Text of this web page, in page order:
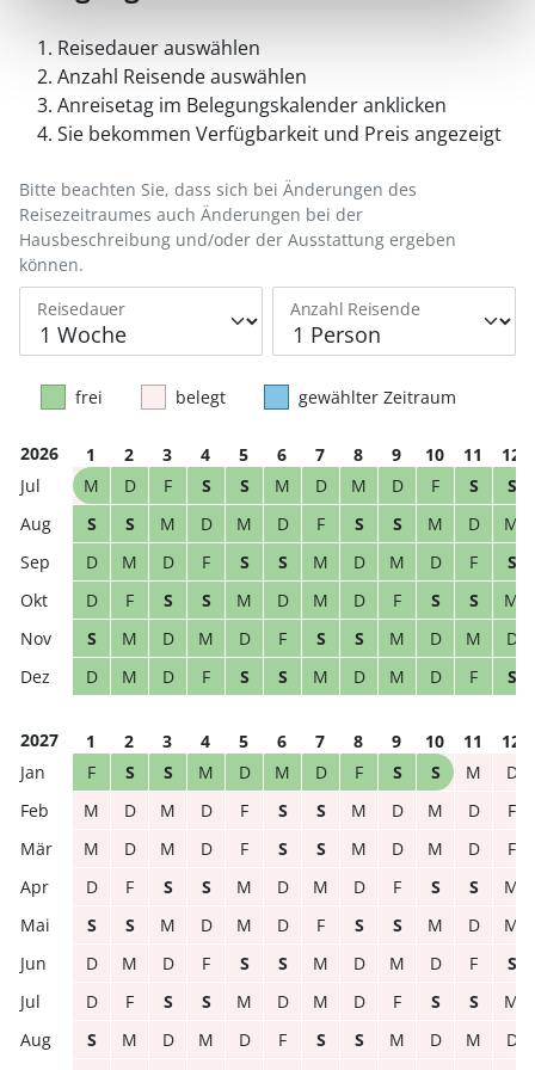
Reisedauer auswählen
Anzahl Reisende auswählen
Anreisetag im Belegungskalender anklicken
Sie bekommen Verfügbarkeit und Preis angezeigt
Reisedauer Anzahl Reisende
Bitte beachten Sie, dass sich bei Änderungen des
Reisezeitraumes auch Änderungen bei der
Hausbeschreibung und/oder der Ausstattung ergeben
können.
frei belegt gewählter Zeitraum
2026 1 2 3 4 5 6 7 8 9 10 11
12
M
D F S S M D M D F S
S
S
S M D M D F S S M D
M
D
M D F S S M D M D F
S
D
F S S M D M D F S S
M
S
M D M D F S S M D M
D
D
M D F S S M D M D F S
2027 1 2 3 4 5 6 7 8 9 10 11
12
F
S S M D M D F S S M
D
M
D M D F S S M D M D
F
M
D M D F S S M D M D
F
D
F S S M D M D F S S
M
S
S M D M D F S S M D
M
D
M D F S S M D M D F
S
D
F S S M D M D F S S
M
S
M D M D F S S M D M
D